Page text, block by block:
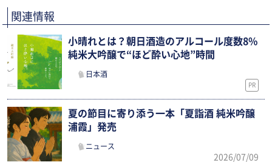
関連情報
小晴れとは？朝日酒造のアルコール度数8%
純米大吟醸で“ほど酔い心地”時間
日本酒
PR
夏の節目に寄り添う一本「夏詣酒 純米吟醸
浦霞」発売
ニュース
2026/07/09